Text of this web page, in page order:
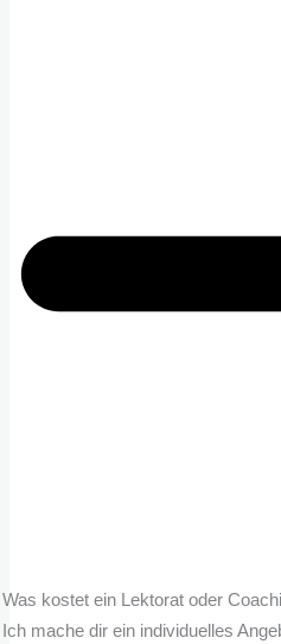
Was kostet ein Lektorat oder
Ich mache dir ein individuelles